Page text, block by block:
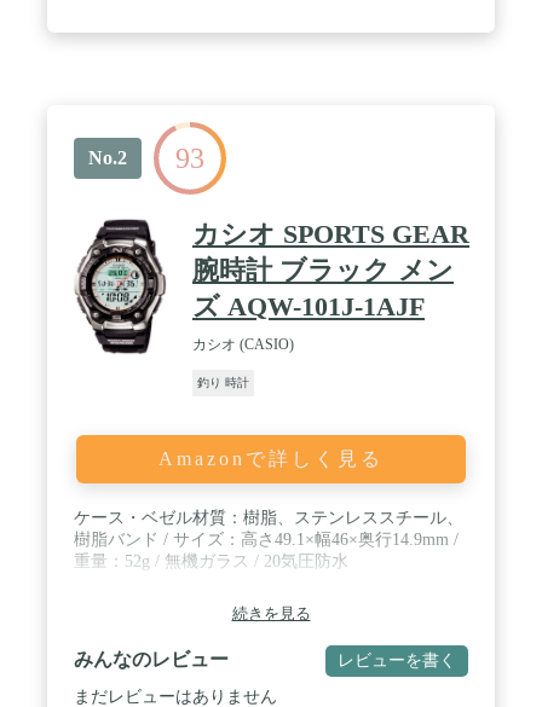
ムの確認 ・スプリットタイム計測(SPL1～SPL8まで
計測可能) ・計測したスプリットタイムの確認 ・
99:59:59まで計測可能 ■タイマー ・カウントダウン
で時間の計測が可能 ・99:59:59まで計測可能 ・タイ
マーが残り60秒～10秒になると10秒ごとにアラーム
が鳴る ・タイマーが残り5秒を切ると毎秒アラーム
が鳴る ・0秒になるとアラームが鳴り、ボタンを押
すまで止まらない ■アラーム ・アラーム×5本 ■EL
バックライト ■サマータイムのON/OFF ■12/24時間
表示の設定 ■100m防水 / 【仕様】 駆動方式：電池式
表示方式：デジタル 防水：100m防水 バックル：穴
テンレス ベルト：ポリウレタン 【サイズ】 ■ケー
小約16.8～最大約22.5cm ベルト幅：約22mm / 【付
属品】 取扱説明書（日本語） 保証書 【種別】 新品
未使用 正規品 メンズウォッチ/男性用腕時計。
No.2 93
カシオ SPORTS GEAR
腕時計 ブラック メン
ズ AQW-101J-1AJF
カシオ (CASIO)
釣り 時計
Amazonで詳しく見る
ケース・ベゼル材質：樹脂、ステンレススチール、
樹脂バンド / サイズ：高さ49.1×幅46×奥行14.9mm /
重量：52g / 無機ガラス / 20気圧防水
続きを見る
みんなのレビュー レビューを書く
まだレビューはありません